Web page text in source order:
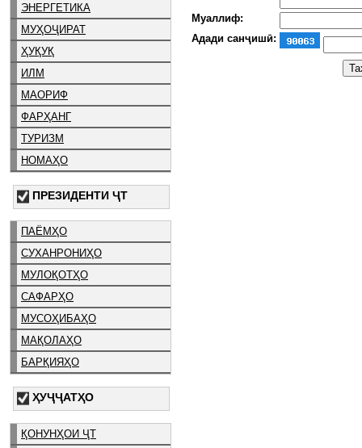
ЭНЕРГЕТИКА
МУҲОҶИРАТ
ҲУҚУҚ
ИЛМ
МАОРИФ
ФАРҲАНГ
ТУРИЗМ
НОМАҲО
ПРЕЗИДЕНТИ ҶТ
ПАЁМҲО
СУХАНРОНИҲО
МУЛОҚОТҲО
САФАРҲО
МУСОҲИБАҲО
МАҚОЛАҲО
БАРҚИЯҲО
ҲУҶҶАТҲО
ҚОНУНҲОИ ҶТ
Муаллиф:
Адади санҷишӣ: